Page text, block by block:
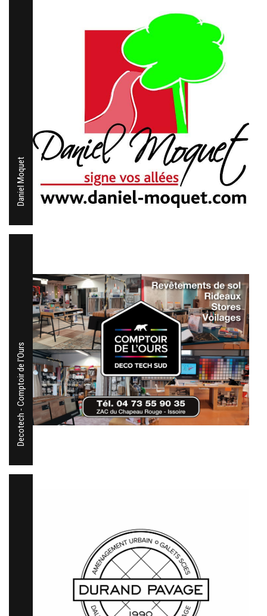
Daniel Moquet
Decotech - Comptoir de l'Ours